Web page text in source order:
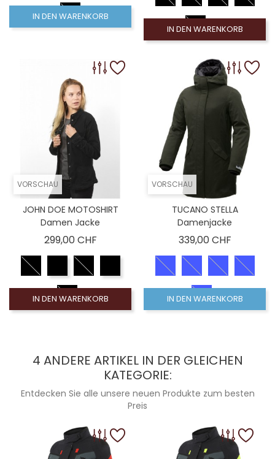
IN DEN WARENKORB
IN DEN WARENKORB
VORSCHAU
JOHN DOE MOTOSHIRT
Damen Jacke
299,00 CHFPreis
IN DEN WARENKORB
VORSCHAU
TUCANO STELLA
Damenjacke
339,00 CHFPreis
IN DEN WARENKORB
4 ANDERE ARTIKEL IN DER GLEICHEN
KATEGORIE:
Entdecken Sie alle unsere neuen Produkte zum besten
Preis